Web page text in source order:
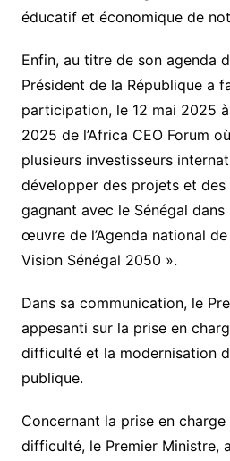
éducatif et économique de
Enfin, au titre de son agenda
Président de la République a
participation, le 12 mai 2025
2025 de l’Africa CEO Forum
plusieurs investisseurs
développer des projets et
gagnant avec le Sénégal
œuvre de l’Agenda national
Vision Sénégal 2050 ».
Dans sa communication, le
appesanti sur la prise en
difficulté et la modernisation
publique.
Concernant la prise en
difficulté, le Premier Ministre,